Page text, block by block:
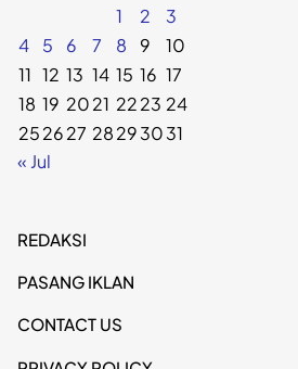
1
2
3
4
5 6 7 8 9
10
11 12 13 14 15 16 17
18 19 2021 2223 24
252627 28293031
« Jul
REDAKSI
PASANG IKLAN
CONTACT US